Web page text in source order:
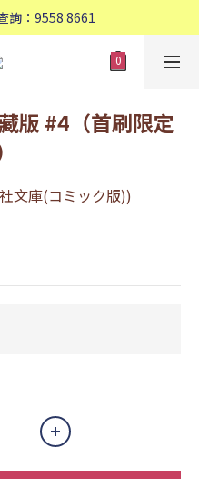
詢：9558 8661
詢：9558 8661
，🚚免運費❤️
版 #4（首刷限定
文庫(コミック版))